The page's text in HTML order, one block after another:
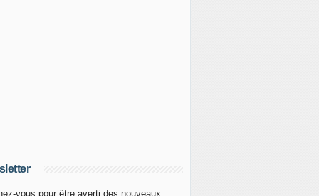
vous pour être averti des nouveaux